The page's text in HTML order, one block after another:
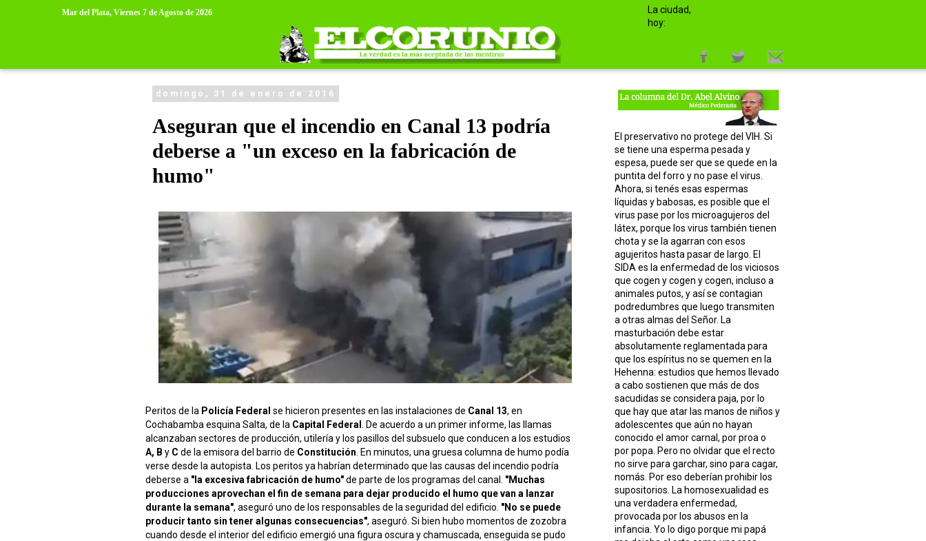
Mar del Plata, Viernes 7 de Agosto de 2026
La ciudad,
hoy:
domingo, 31 de enero de 2016
Aseguran que el incendio en Canal 13 podría
deberse a "un exceso en la fabricación de
humo"
Peritos de la Policía Federal se hicieron presentes en las instalaciones de Canal 13, en
Cochabamba esquina Salta, de la Capital Federal
. De acuerdo a un primer informe, las llamas
alcanzaban sectores de producción, utilería y los pasillos del subsuelo que conducen a los estudios
A, B y C de la emisora del barrio de Constitución . En minutos, una gruesa columna de humo podía
verse desde la autopista. Los peritos ya habrían determinado que las causas del incendio podría
deberse a "la excesiva fabricación de humo"de parte de los programas del canal. "Muchas
producciones aprovechan el fin de semana para dejar producido el humo que van a lanzar
durante la semana", aseguró uno de los responsables de la seguridad del edificio. "No se puede
producir tanto sin tener algunas consecuencias", aseguró. Si bien hubo momentos de zozobra
cuando desde el interior del edificio emergió una figura oscura y chamuscada, enseguida se pudo
El preservativo no protege del VIH. Si
se tiene una esperma pesada y
espesa, puede ser que se quede en la
puntita del forro y no pase el virus.
Ahora, si tenés esas espermas
líquidas y babosas, es posible que el
virus pase por los microagujeros del
látex, porque los virus también tienen
chota y se la agarran con esos
agujeritos hasta pasar de largo. El
SIDA es la enfermedad de los viciosos
que cogen y cogen y cogen, incluso a
animales putos, y así se contagian
podredumbres que luego transmiten
a otras almas del Señor. La
masturbación debe estar
absolutamente reglamentada para
que los espíritus no se quemen en la
Hehenna: estudios que hemos llevado
a cabo sostienen que más de dos
sacudidas se considera paja, por lo
que hay que atar las manos de niños y
adolescentes que aún no hayan
conocido el amor carnal, por proa o
por popa. Pero no olvidar que el recto
no sirve para garchar, sino para cagar,
nomás. Por eso deberían prohibir los
supositorios. La homosexualidad es
una verdadera enfermedad,
provocada por los abusos en la
infancia. Yo lo digo porque mi papá